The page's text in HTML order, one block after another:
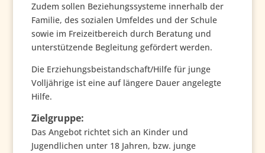
Zudem sollen Beziehungssysteme innerhalb der
Familie, des sozialen Umfeldes und der Schule
sowie im Freizeitbereich durch Beratung und
unterstützende Begleitung gefördert werden.
Die Erziehungsbeistandschaft/Hilfe für junge
Volljährige ist eine auf längere Dauer angelegte
Hilfe.
Zielgruppe:
Das Angebot richtet sich an Kinder und
Jugendlichen unter 18 Jahren, bzw. junge